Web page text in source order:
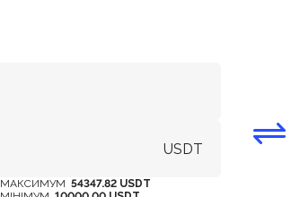
USDT
МАКСИМУМ54347.82 USDT